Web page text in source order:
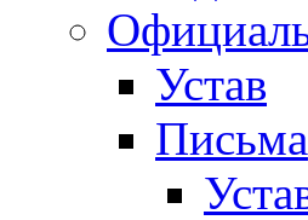
Устав
Письма